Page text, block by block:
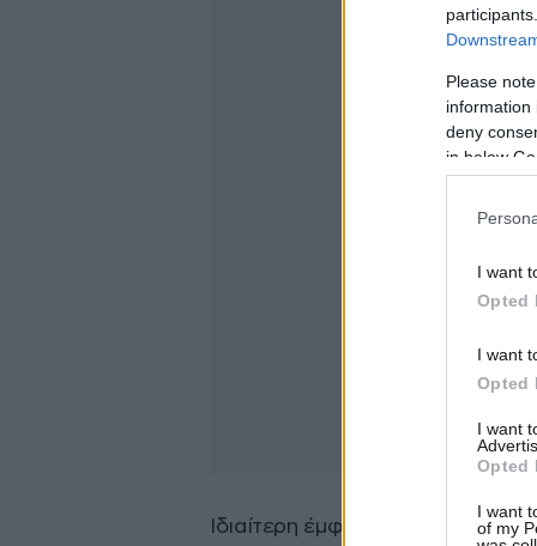
Please
information
deny
in below
I want
Opted
I want
Opted
I want
Opted
I want
of my
Ιδιαίτερη έμφαση έδωσε και